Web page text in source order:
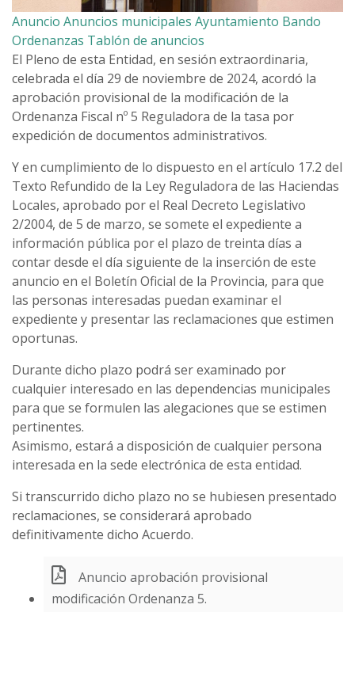
Anuncio Anuncios municipales Ayuntamiento Bando
Ordenanzas Tablón de anuncios
El Pleno de esta Entidad, en sesión extraordinaria,
celebrada el día 29 de noviembre de 2024, acordó la
aprobación provisional de la modificación de la
Ordenanza Fiscal nº 5 Reguladora de la tasa por
expedición de documentos administrativos.
Y en cumplimiento de lo dispuesto en el artículo 17.2 del
Texto Refundido de la Ley Reguladora de las Haciendas
Locales, aprobado por el Real Decreto Legislativo
2/2004, de 5 de marzo, se somete el expediente a
información pública por el plazo de treinta días a
contar desde el día siguiente de la inserción de este
anuncio en el Boletín Oficial de la Provincia, para que
las personas interesadas puedan examinar el
expediente y presentar las reclamaciones que estimen
oportunas.
Durante dicho plazo podrá ser examinado por
cualquier interesado en las dependencias municipales
para que se formulen las alegaciones que se estimen
pertinentes.
Asimismo, estará a disposición de cualquier persona
interesada en la sede electrónica de esta entidad.
Si transcurrido dicho plazo no se hubiesen presentado
reclamaciones, se considerará aprobado
definitivamente dicho Acuerdo.
Anuncio aprobación provisional
modificación Ordenanza 5.